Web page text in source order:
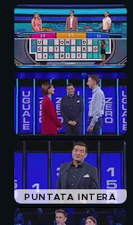
PUNTATA INTERA